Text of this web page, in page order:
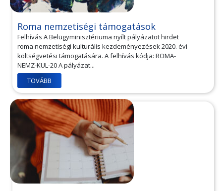
Roma nemzetiségi támogatások
Felhívás A Belügyminisztériuma nyílt pályázatot hirdet
roma nemzetiségi kulturális kezdeményezések 2020. évi
költségvetési támogatására. A felhívás kódja: ROMA-
NEMZ-KUL-20 A pályázat...
TOVÁBB